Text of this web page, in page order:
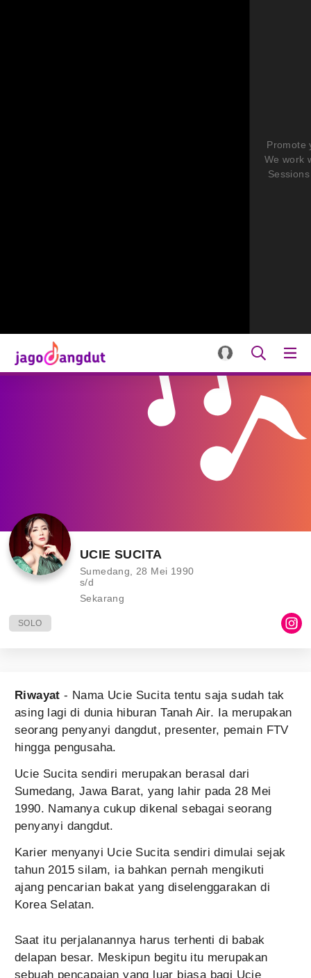
UCIE SUCITA
Sumedang, 28 Mei 1990
s/d
Sekarang
SOLO
Riwayat - Nama Ucie Sucita tentu saja sudah tak
asing lagi di dunia hiburan Tanah Air. Ia merupakan
seorang penyanyi dangdut, presenter, pemain FTV
hingga pengusaha.
Ucie Sucita sendiri merupakan berasal dari
Sumedang, Jawa Barat, yang lahir pada 28 Mei
1990. Namanya cukup dikenal sebagai seorang
penyanyi dangdut.
Karier menyanyi Ucie Sucita sendiri dimulai sejak
tahun 2015 silam, ia bahkan pernah mengikuti
ajang pencarian bakat yang diselenggarakan di
Korea Selatan.
Saat itu perjalanannya harus terhenti di babak
delapan besar. Meskipun begitu itu merupakan
sebuah pencapaian yang luar biasa bagi Ucie